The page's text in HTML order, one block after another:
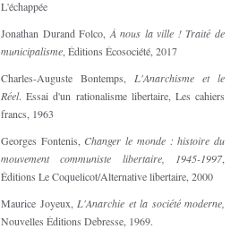
L'échappée
Jonathan Durand Folco, À nous la ville ! Traité de
municipalisme , Éditions Écosociété, 2017
Charles-Auguste Bontemps, L'Anarchisme et le
Réel. Essai d'un rationalisme libertaire, Les cahiers
francs, 1963
Georges Fontenis, Changer le monde : histoire du
mouvement communiste libertaire, 1945-1997,
Éditions Le Coquelicot/Alternative libertaire, 2000
Maurice Joyeux, L'Anarchie et la société moderne,
Nouvelles Éditions Debresse, 1969.